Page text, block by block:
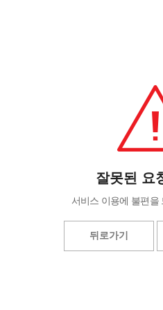
잘못된 요
서비스 이용에 불편을
뒤로가기